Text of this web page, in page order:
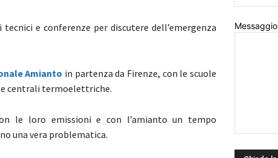
e conferenze per discutere dell’emergenza
Amianto in partenza da Firenze, con le scuole
centrali termoelettriche.
le loro emissioni e con l’amianto un tempo
una vera problematica.
Messaggio